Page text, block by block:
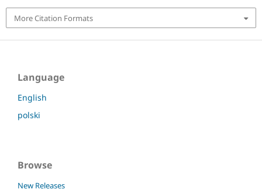
More Citation Formats
Language
English
polski
Browse
New Releases